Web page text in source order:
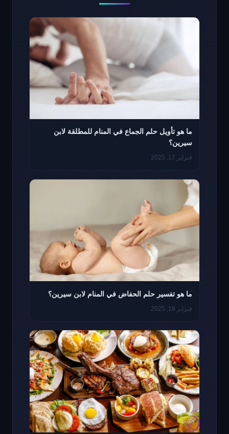
ما هو تأويل حلم الجماع في المنام للمطلقة لابن
سيرين؟
فبراير 17, 2025
ما هو تفسير حلم الحفاض في المنام لابن سيرين؟
فبراير 16, 2025